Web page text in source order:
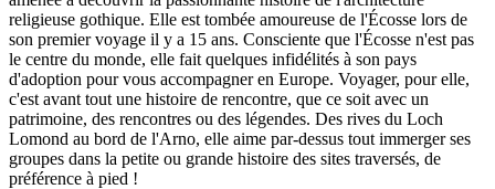
religieuse gothique. Elle est tombée amoureuse de l'Écosse lors de
son premier voyage il y a 15 ans. Consciente que l'Écosse n'est pas
le centre du monde, elle fait quelques infidélités à son pays
d'adoption pour vous accompagner en Europe. Voyager, pour elle,
c'est avant tout une histoire de rencontre, que ce soit avec un
patrimoine, des rencontres ou des légendes. Des rives du Loch
Lomond au bord de l'Arno, elle aime par-dessus tout immerger ses
groupes dans la petite ou grande histoire des sites traversés, de
préférence à pied !